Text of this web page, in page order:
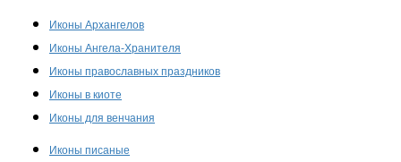
Иконы Архангелов
Иконы Ангела-Хранителя
Иконы православных праздников
Иконы в киоте
Иконы для венчания
Иконы писаные